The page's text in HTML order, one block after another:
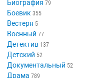
Биография 79
Боевик 355
Вестерн 5
Военный 77
Детектив 137
Детский 52
Документальный 52
Драма 789